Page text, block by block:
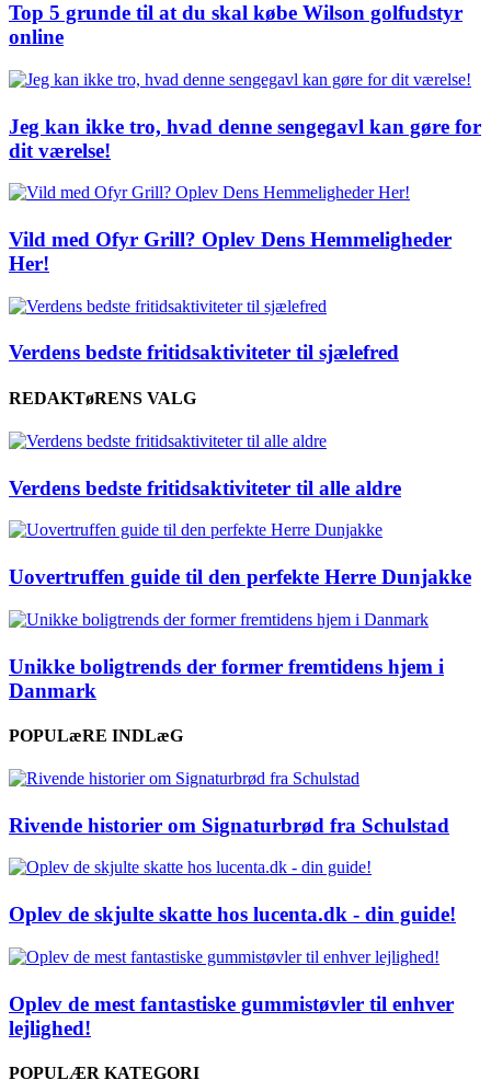
Top 5 grunde til at du skal købe Wilson golfudstyr
online
Jeg kan ikke tro, hvad denne sengegavl kan gøre for
dit værelse!
Vild med Ofyr Grill? Oplev Dens Hemmeligheder
Her!
Verdens bedste fritidsaktiviteter til sjælefred
REDAKTøRENS VALG
Verdens bedste fritidsaktiviteter til alle aldre
Uovertruffen guide til den perfekte Herre Dunjakke
Unikke boligtrends der former fremtidens hjem i
Danmark
POPULæRE INDLæG
Rivende historier om Signaturbrød fra Schulstad
Oplev de skjulte skatte hos lucenta.dk - din guide!
Oplev de mest fantastiske gummistøvler til enhver
lejlighed!
POPULÆR KATEGORI